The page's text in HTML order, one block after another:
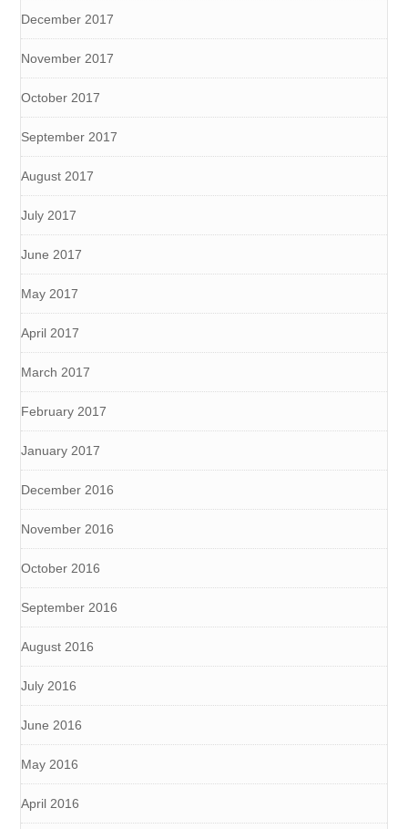
December 2017
November 2017
October 2017
September 2017
August 2017
July 2017
June 2017
May 2017
April 2017
March 2017
February 2017
January 2017
December 2016
November 2016
October 2016
September 2016
August 2016
July 2016
June 2016
May 2016
April 2016